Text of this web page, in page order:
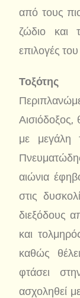
από τους
ζώδιο και
επιλογές
Αισιόδοξος,
με μεγάλη
αιώνια
στις
διεξόδους
και
καθώς
φτάσει
ασχοληθεί